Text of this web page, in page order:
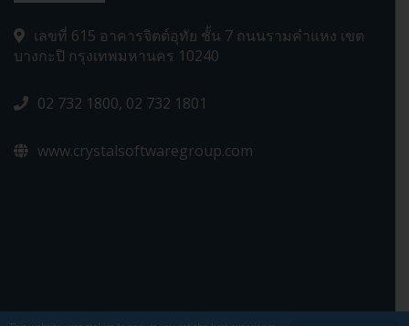
เลขที่ 615 อาคารจิตต์อุทัย ชั้น 7 ถนนรามคำแหง เขต
บางกะปิ กรุงเทพมหานคร 10240
02 732 1800, 02 732 1801
www.crystalsoftwaregroup.com